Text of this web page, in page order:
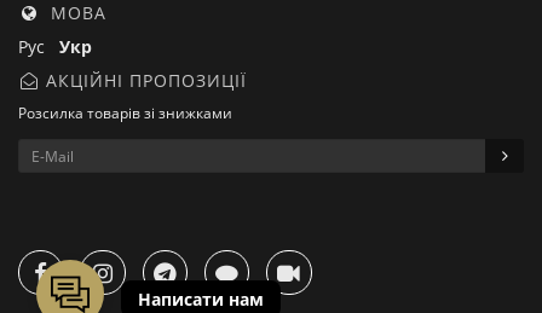
МОВА
Рус Укр
АКЦІЙНІ ПРОПОЗИЦІЇ
Розсилка товарів зі знижками